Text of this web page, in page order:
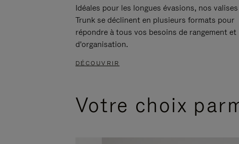
Idéales pour les longues évasions, nos valises
Trunk se déclinent en plusieurs formats pour
répondre à tous vos besoins de rangement et
d'organisation.
DÉCOUVRIR
Votre choix